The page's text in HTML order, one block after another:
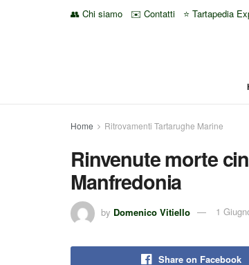
👥 Chi siamo ✉️ Contatti ⭐ Tartapedia
Home Ritrovamenti Tartarughe Marine
Rinvenute morte
Manfredonia
by Domenico Vitiello 1
Share on Facebook